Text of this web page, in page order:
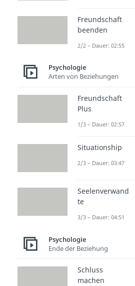
Freundschaft
beenden
2/2 – Dauer: 02:55
Psychologie
Arten von Beziehungen
Freundschaft
Plus
1/3 – Dauer: 02:57
Situationship
2/3 – Dauer: 03:47
Seelenverwand
te
3/3 – Dauer: 04:51
Psychologie
Ende der Beziehung
Schluss
machen